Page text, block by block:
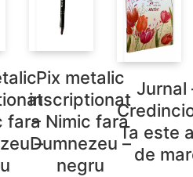
fara
–
Pix metalic
inscriptionat
– Nimic fara
Dumnezeu –
negru
Jurnal
Ta este
de